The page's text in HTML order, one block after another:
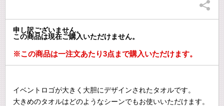
申し訳ございません。
この商品は現在ご購入いただけません。
※この商品は一注文あたり3点まで購入いただけます。
イベントロゴが大きく大胆にデザインされたタオルです。
大きめのタオルはどのようなシーンでもお使いいただけます。